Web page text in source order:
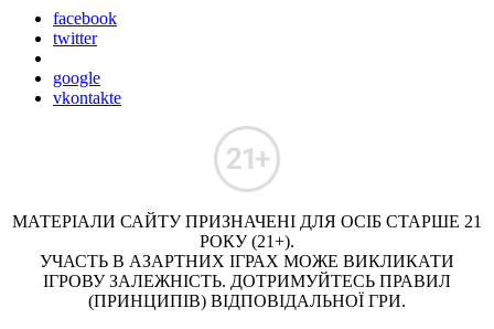
facebook
twitter
google
vkontakte
МАТЕРІАЛИ САЙТУ ПРИЗНАЧЕНІ ДЛЯ ОСІБ СТАРШЕ 21
РОКУ (21+).
УЧАСТЬ В АЗАРТНИХ ІГРАХ МОЖЕ ВИКЛИКАТИ
ІГРОВУ ЗАЛЕЖНІСТЬ. ДОТРИМУЙТЕСЬ ПРАВИЛ
(ПРИНЦИПІВ) ВІДПОВІДАЛЬНОЇ ГРИ.